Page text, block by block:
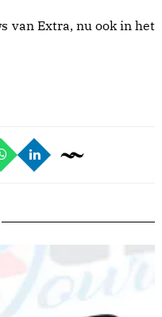
van Extra, nu ook in het